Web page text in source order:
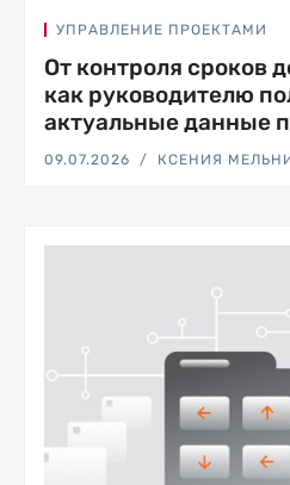
УПРАВЛЕНИЕ ПРОЕКТАМИ
От контроля сроков
как руководителю
актуальные данные
09.07.2026 КСЕНИЯ